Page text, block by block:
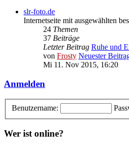
slr-foto.de
Internetseite mit ausgewählten
24 Themen
37 Beiträge
Letzter Beitrag Ruhe und
von Frosty Neuester
Mi 11. Nov 2015, 16:20
Anmelden
Benutzername:
Wer ist online?